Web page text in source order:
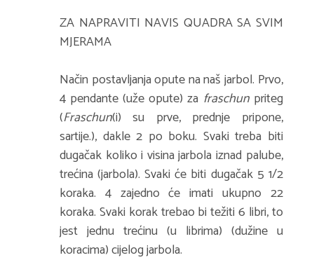
ZA NAPRAVITI NAVIS QUADRA SA SVIM
MJERAMA
Način postavljanja opute na naš jarbol. Prvo,
4 pendante (uže opute) za fraschunpriteg
(Fraschun(i) su prve, prednje pripone,
sartije.), dakle 2 po boku. Svaki treba biti
dugačak koliko i visina jarbola iznad palube,
trećina (jarbola). Svaki će biti dugačak 5 1/2
koraka. 4 zajedno će imati ukupno 22
koraka. Svaki korak trebao bi težiti 6 libri, to
jest jednu trećinu (u librima) (dužine u
koracima) cijelog jarbola.